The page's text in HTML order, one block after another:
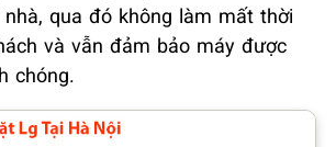
qua đó không làm mất thời
và vẫn đảm bảo máy được
chóng.